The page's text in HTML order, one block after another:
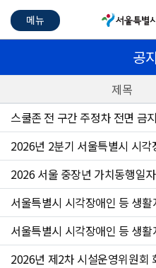
메뉴
공
제목
스쿨존 전 구간 주정차 전면 금
2026년 제2차 시설운영위원회